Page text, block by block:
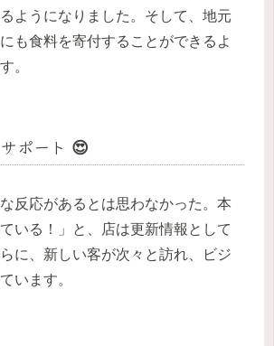
ようになりました。そして、地元
も食料を寄付することができるよ
。
ポート 😍
な反応があるとは思わなかった。本
いる！」と、店は更新情報として
に、新しい客が次々と訪れ、ビジ
います。